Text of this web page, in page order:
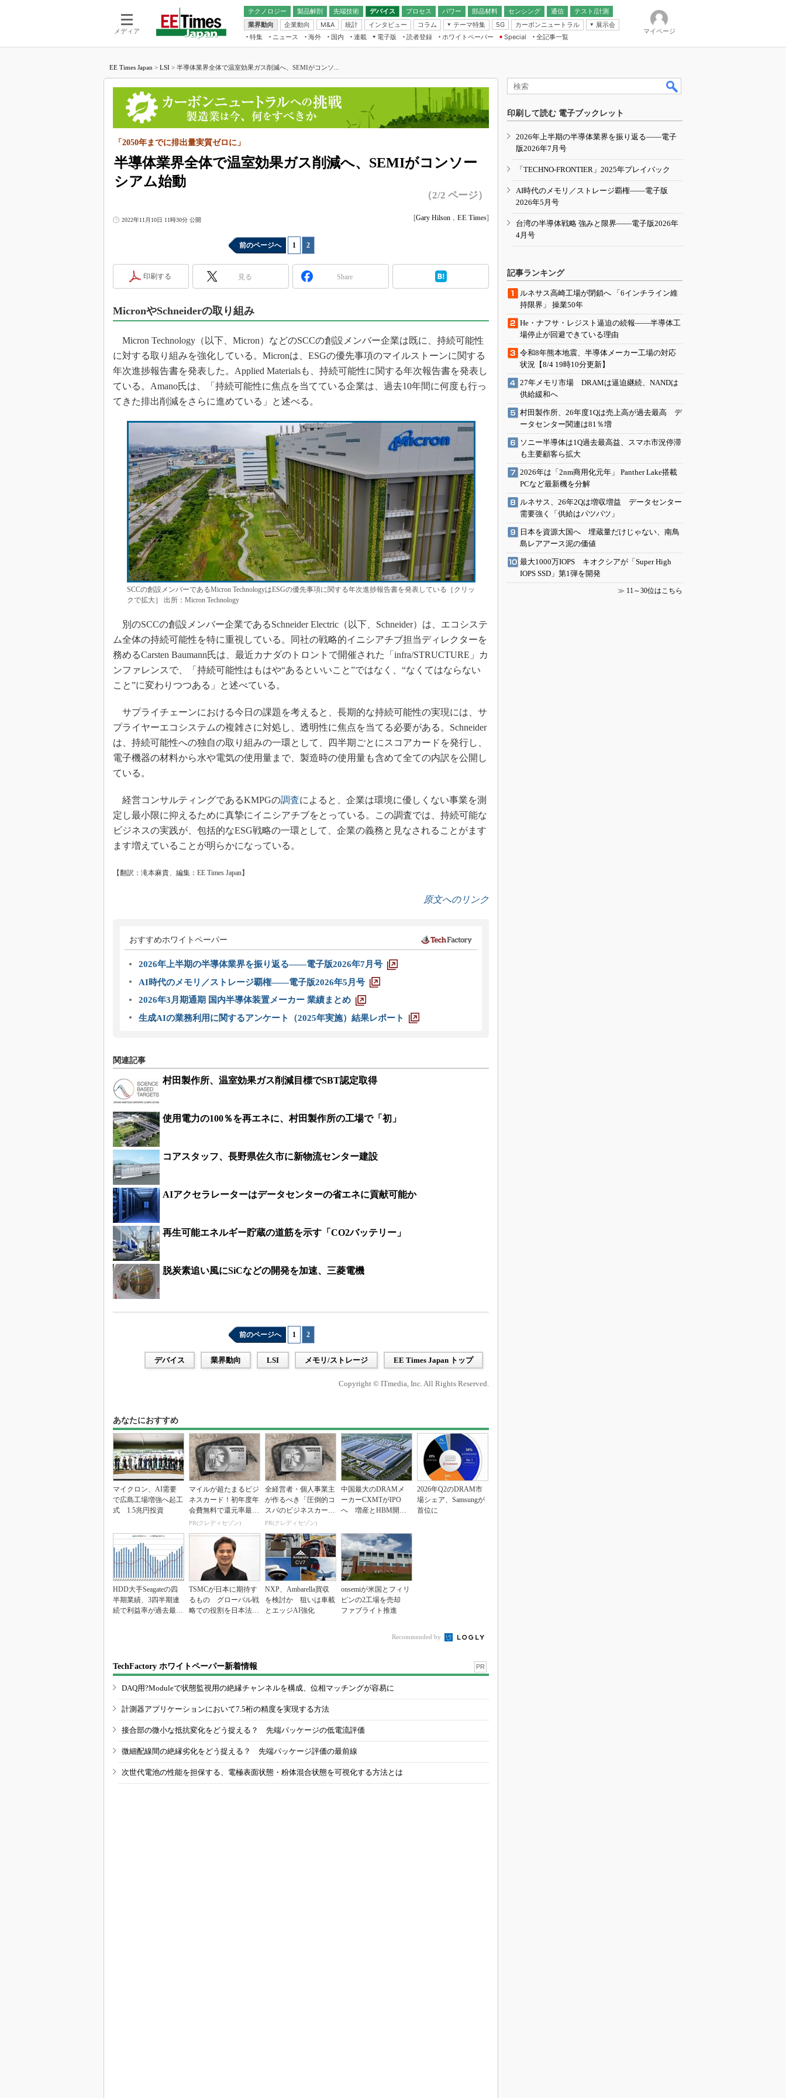
メディア
テクノロジー 製品解剖
先端技術
電池／エネルギー
デバイス
アナログ
マイコン
FPGA
プロセス パワー 部品材料 センシング
通信
無線
テスト/計測
業界動向
企業動向 M&A 統計 インタビュー コラム
テーマ特集
フィジカルAI
半導体後工程
読者調査（EE Times Research）
カーボンニュートラル
電源設計（EDN Japan）
5G カーボンニュートラル
展示会
IoT・エッジコンピューティング
EXPO
EdgeTech＋
TECHNO-FRONTIER
人とくるま展
特集 ニュース 海外 国内
連載
福田昭のデバイス通信
湯之上隆のナノフォーカス
大山聡の業界スコープ
大原雄介のエレ・組み込みプレイバ
学漂流記
製品分解で探るアジアの新トレンド
光伝送技術を知る
“異端児エンジニア”が仕掛けた社内
イノベーションは日本を救うのか
IHSアナリスト「未来展望」
「英語に愛されないエンジニア」の
ための新行動論
電子版
電子ブックレット
読者登録 ホワイトペーパー
Special
全記事一覧
マイページ
EE Times Japan > LSI > 半導体業界全体で温室効果ガス削減へ、SEMIがコンソ...
半導体業界全体で温室効果ガス削減へ、SEMIがコンソー
シアム始動
「2050年までに排出量実質ゼロに」
（2/2 ページ）
2022年11月10日 11時30分 公開 [Gary Hilson ， EE Times]
前のページへ 1 2
印刷する 見る Share
MicronやSchneiderの取り組み
Micron Technology（以下、Micron）などのSCCの創設メンバー企業は既に、持続可能性
に対する取り組みを強化している。Micronは、ESGの優先事項のマイルストーンに関する
年次進捗報告書を発表した。Applied Materialsも、持続可能性に関する年次報告書を発表し
ている。Amano氏は、「持続可能性に焦点を当てている企業は、過去10年間に何度も行っ
てきた排出削減をさらに進めている」と述べる。
SCCの創設メンバーであるMicron TechnologyはESGの優先事項に関する年次進捗報告書を発表している［クリッ
クで拡大］ 出所：Micron Technology
別のSCCの創設メンバー企業であるSchneider Electric（以下、Schneider）は、エコシステ
ム全体の持続可能性を特に重視している。同社の戦略的イニシアチブ担当ディレクターを
務めるCarsten Baumann氏は、最近カナダのトロントで開催された「infra/STRUCTURE」カ
ンファレンスで、「持続可能性はもはや“あるといいこと”ではなく、“なくてはならない
こと”に変わりつつある」と述べている。
サプライチェーンにおける今日の課題を考えると、長期的な持続可能性の実現には、サ
プライヤーエコシステムの複雑さに対処し、透明性に焦点を当てる必要がある。Schneider
は、持続可能性への独自の取り組みの一環として、四半期ごとにスコアカードを発行し、
電子機器の材料から水や電気の使用量まで、製造時の使用量も含めて全ての内訳を公開し
ている。
経営コンサルティングであるKMPGの調査によると、企業は環境に優しくない事業を測
定し最小限に抑えるために真摯にイニシアチブをとっている。この調査では、持続可能な
ビジネスの実践が、包括的なESG戦略の一環として、企業の義務と見なされることがます
ます増えていることが明らかになっている。
【翻訳：滝本麻貴、編集：EE Times Japan】
原文へのリンク
おすすめホワイトペーパー
2026年上半期の半導体業界を振り返る――電子版2026年7月号
AI時代のメモリ／ストレージ覇権――電子版2026年5月号
2026年3月期通期 国内半導体装置メーカー 業績まとめ
生成AIの業務利用に関するアンケート（2025年実施）結果レポート
関連記事
村田製作所、温室効果ガス削減目標でSBT認定取得
使用電力の100％を再エネに、村田製作所の工場で「初」
コアスタッフ、長野県佐久市に新物流センター建設
AIアクセラレーターはデータセンターの省エネに貢献可能か
再生可能エネルギー貯蔵の道筋を示す「CO2バッテリー」
脱炭素追い風にSiCなどの開発を加速、三菱電機
前のページへ 1 2
デバイス 業界動向 LSI メモリ/ストレージ EE Times Japan トップ
Copyright © ITmedia, Inc. All Rights Reserved.
あなたにおすすめ
マイクロン、AI需要
で広島工場増強へ起工
式 1.5兆円投資
マイルが超たまるビジ
ネスカード！初年度年
会費無料で還元率最大
1.125%
PR(クレディセゾン)
全経営者・個人事業主
が作るべき「圧倒的コ
スパのビジネスカー
ド」
PR(クレディセゾン)
中国最大のDRAMメ
ーカーCXMTがIPO
へ 増産とHBM開発
2026年Q2のDRAM市
場シェア、Samsungが
首位に
HDD大手Seagateの四
半期業績、3四半期連
続で利益率が過去最高
TSMCが日本に期待す
るもの グローバル戦
略での役割を日本法人
NXP、Ambarella買収
を検討か 狙いは車載
とエッジAI強化
onsemiが米国とフィリ
ピンの2工場を売却
ファブライト推進
Recommended by
TechFactory ホワイトペーパー新着情報 PR
DAQ用?Moduleで状態監視用の絶縁チャンネルを構成、位相マッチングが容易に
計測器アプリケーションにおいて7.5桁の精度を実現する方法
接合部の微小な抵抗変化をどう捉える？ 先端パッケージの低電流評価
微細配線間の絶縁劣化をどう捉える？ 先端パッケージ評価の最前線
次世代電池の性能を担保する、電極表面状態・粉体混合状態を可視化する方法とは
印刷して読む 電子ブックレット
2026年上半期の半導体業界を振り返る――電子
版2026年7月号
「TECHNO-FRONTIER」2025年プレイバック
AI時代のメモリ／ストレージ覇権――電子版
2026年5月号
台湾の半導体戦略 強みと限界――電子版2026年
4月号
記事ランキング
ルネサス高崎工場が閉鎖へ 「6インチライン維
持限界」 操業50年
He・ナフサ・レジスト逼迫の続報――半導体工
場停止が回避できている理由
令和8年熊本地震、半導体メーカー工場の対応
状況【8/4 19時10分更新】
27年メモリ市場 DRAMは逼迫継続、NANDは
供給緩和へ
村田製作所、26年度1Qは売上高が過去最高 デ
ータセンター関連は81％増
ソニー半導体は1Q過去最高益、スマホ市況停滞
も主要顧客ら拡大
2026年は「2nm商用化元年」 Panther Lake搭載
PCなど最新機を分解
ルネサス、26年2Qは増収増益 データセンター
需要強く「供給はパツパツ」
日本を資源大国へ 埋蔵量だけじゃない、南鳥
島レアアース泥の価値
最大1000万IOPS キオクシアが「Super High
IOPS SSD」第1弾を開発
≫ 11～30位はこちら